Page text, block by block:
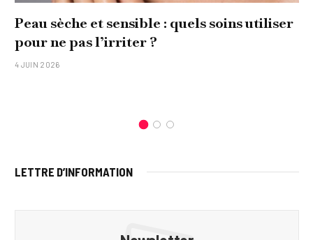
sensible : quels soins utiliser
?
Comment
LETTRE D’INFORMATION